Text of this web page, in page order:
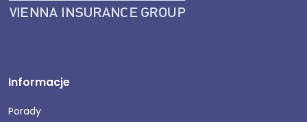
Informacje
Porady